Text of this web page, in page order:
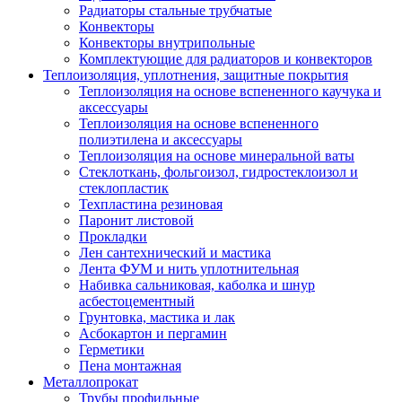
Радиаторы стальные трубчатые
Конвекторы
Конвекторы внутрипольные
Комплектующие для радиаторов и конвекторов
Теплоизоляция, уплотнения, защитные покрытия
Теплоизоляция на основе вспененного каучука и
аксессуары
Теплоизоляция на основе вспененного
полиэтилена и аксессуары
Теплоизоляция на основе минеральной ваты
Стеклоткань, фольгоизол, гидростеклоизол и
стеклопластик
Техпластина резиновая
Паронит листовой
Прокладки
Лен сантехнический и мастика
Лента ФУМ и нить уплотнительная
Набивка сальниковая, каболка и шнур
асбестоцементный
Грунтовка, мастика и лак
Асбокартон и пергамин
Герметики
Пена монтажная
Металлопрокат
Трубы профильные